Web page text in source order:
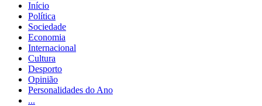
Início
Política
Sociedade
Economia
Internacional
Cultura
Desporto
Opinião
Personalidades do Ano
...